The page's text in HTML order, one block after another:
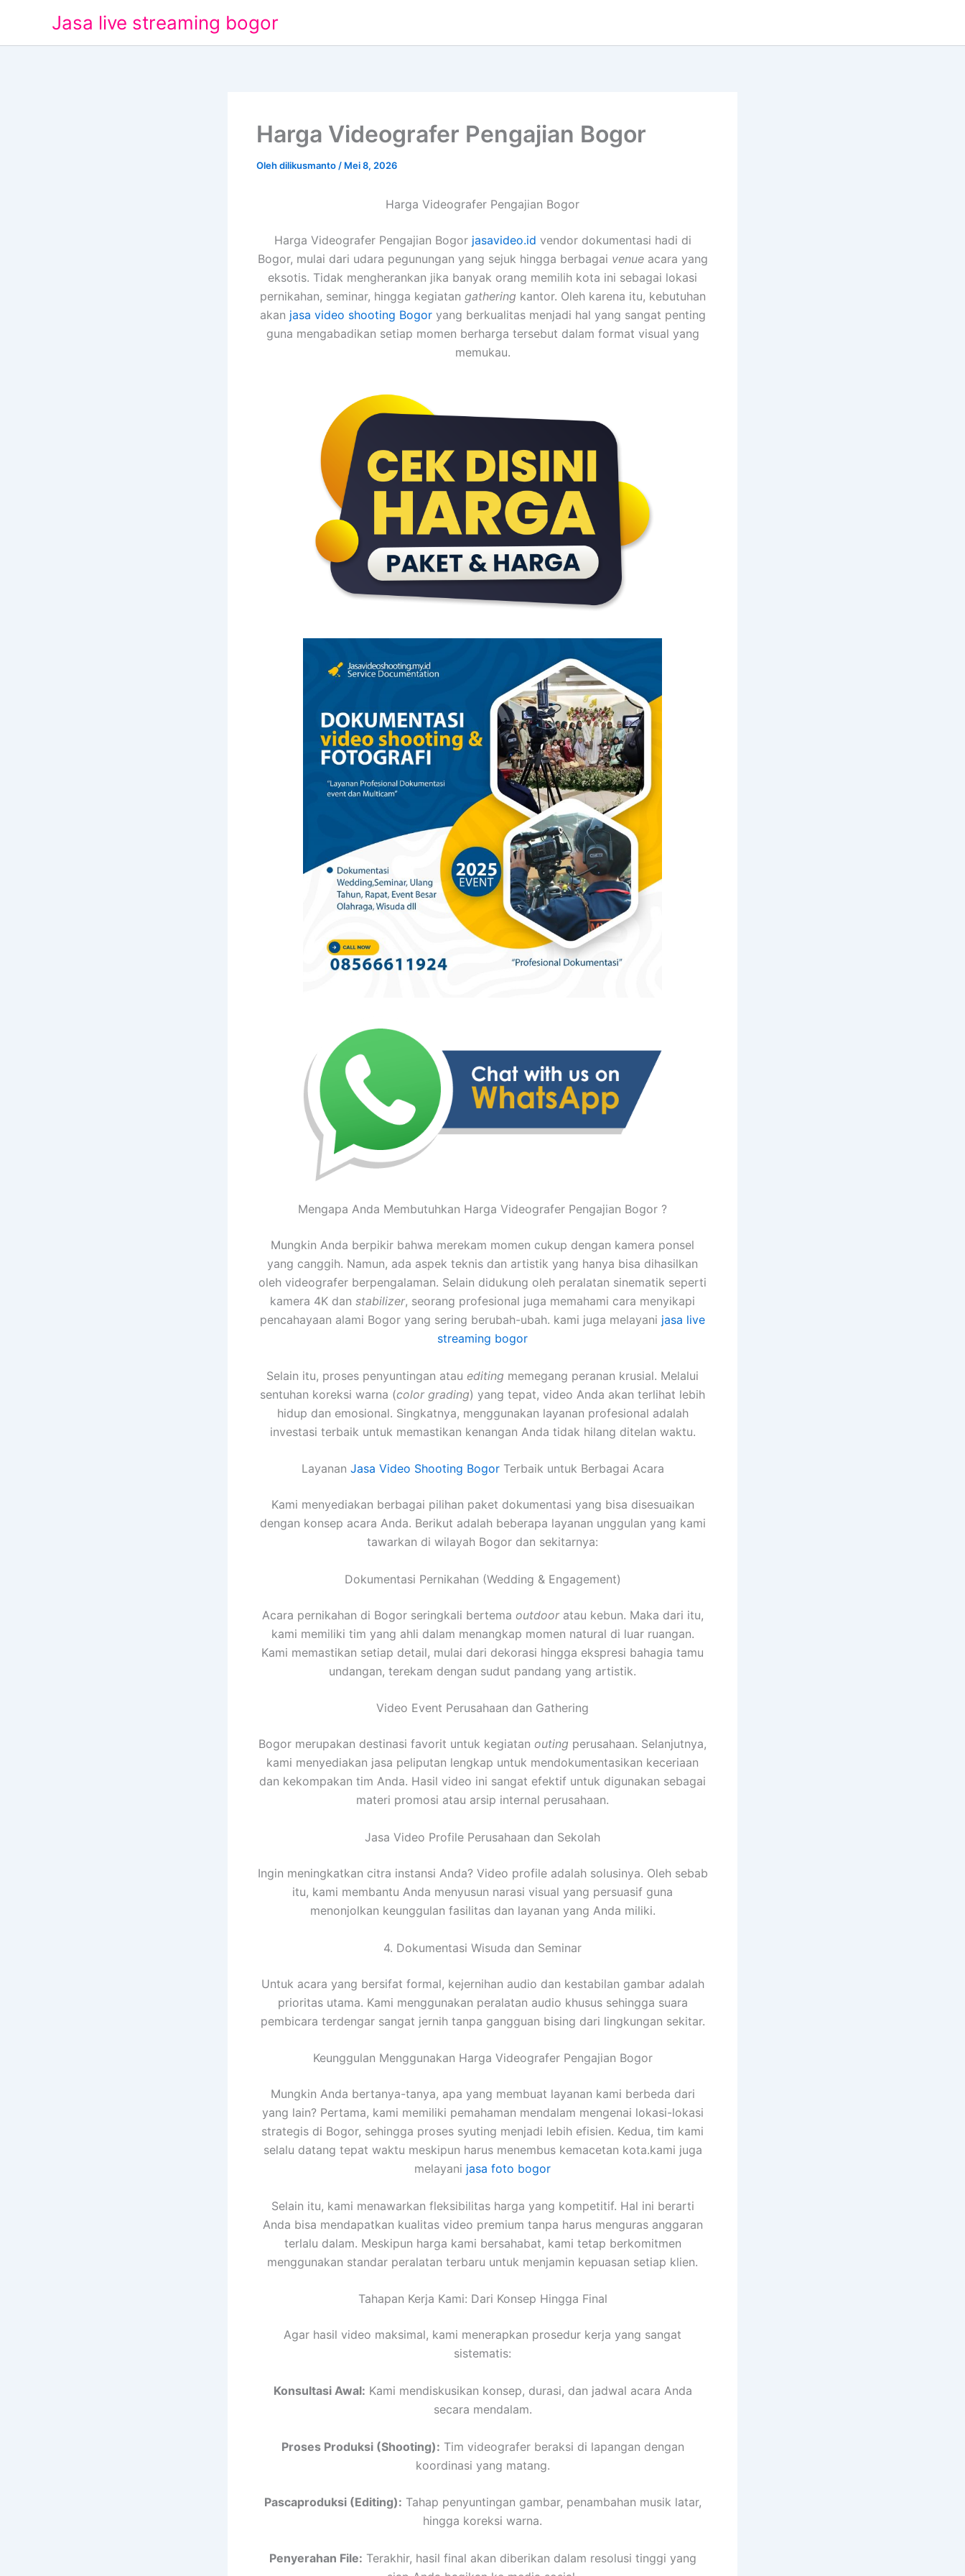
konten
Jasa live streaming bogor
Harga Videografer Pengajian Bogor
Olehdilikusmanto / Mei 8, 2026
Harga Videografer Pengajian Bogor
Harga Videografer Pengajian Bogor jasavideo.id vendor dokumentasi hadi di
Bogor, mulai dari udara pegunungan yang sejuk hingga berbagai venueacara yang
eksotis. Tidak mengherankan jika banyak orang memilih kota ini sebagai lokasi
pernikahan, seminar, hingga kegiatan gathering kantor. Oleh karena itu, kebutuhan
akan jasa video shooting Bogoryang berkualitas menjadi hal yang sangat penting
guna mengabadikan setiap momen berharga tersebut dalam format visual yang
memukau.
Mengapa Anda Membutuhkan Harga Videografer Pengajian Bogor ?
Mungkin Anda berpikir bahwa merekam momen cukup dengan kamera ponsel
yang canggih. Namun, ada aspek teknis dan artistik yang hanya bisa dihasilkan
oleh videografer berpengalaman. Selain didukung oleh peralatan sinematik seperti
kamera 4K dan stabilizer, seorang profesional juga memahami cara menyikapi
pencahayaan alami Bogor yang sering berubah-ubah. kami juga melayani jasa live
streaming bogor
Selain itu, proses penyuntingan atau editing memegang peranan krusial. Melalui
sentuhan koreksi warna (color grading) yang tepat, video Anda akan terlihat lebih
hidup dan emosional. Singkatnya, menggunakan layanan profesional adalah
investasi terbaik untuk memastikan kenangan Anda tidak hilang ditelan waktu.
Layanan Jasa Video Shooting BogorTerbaik untuk Berbagai Acara
Kami menyediakan berbagai pilihan paket dokumentasi yang bisa disesuaikan
dengan konsep acara Anda. Berikut adalah beberapa layanan unggulan yang kami
tawarkan di wilayah Bogor dan sekitarnya:
Dokumentasi Pernikahan (Wedding & Engagement)
Acara pernikahan di Bogor seringkali bertema outdooratau kebun. Maka dari itu,
kami memiliki tim yang ahli dalam menangkap momen natural di luar ruangan.
Kami memastikan setiap detail, mulai dari dekorasi hingga ekspresi bahagia tamu
undangan, terekam dengan sudut pandang yang artistik.
Video Event Perusahaan dan Gathering
Bogor merupakan destinasi favorit untuk kegiatan outing perusahaan. Selanjutnya,
kami menyediakan jasa peliputan lengkap untuk mendokumentasikan keceriaan
dan kekompakan tim Anda. Hasil video ini sangat efektif untuk digunakan sebagai
materi promosi atau arsip internal perusahaan.
Jasa Video Profile Perusahaan dan Sekolah
Ingin meningkatkan citra instansi Anda? Video profile adalah solusinya. Oleh sebab
itu, kami membantu Anda menyusun narasi visual yang persuasif guna
menonjolkan keunggulan fasilitas dan layanan yang Anda miliki.
4. Dokumentasi Wisuda dan Seminar
Untuk acara yang bersifat formal, kejernihan audio dan kestabilan gambar adalah
prioritas utama. Kami menggunakan peralatan audio khusus sehingga suara
pembicara terdengar sangat jernih tanpa gangguan bising dari lingkungan sekitar.
Keunggulan Menggunakan Harga Videografer Pengajian Bogor
Mungkin Anda bertanya-tanya, apa yang membuat layanan kami berbeda dari
yang lain? Pertama, kami memiliki pemahaman mendalam mengenai lokasi-lokasi
strategis di Bogor, sehingga proses syuting menjadi lebih efisien. Kedua, tim kami
selalu datang tepat waktu meskipun harus menembus kemacetan kota.kami juga
melayani jasa foto bogor
Selain itu, kami menawarkan fleksibilitas harga yang kompetitif. Hal ini berarti
Anda bisa mendapatkan kualitas video premium tanpa harus menguras anggaran
terlalu dalam. Meskipun harga kami bersahabat, kami tetap berkomitmen
menggunakan standar peralatan terbaru untuk menjamin kepuasan setiap klien.
Tahapan Kerja Kami: Dari Konsep Hingga Final
Agar hasil video maksimal, kami menerapkan prosedur kerja yang sangat
sistematis:
Konsultasi Awal: Kami mendiskusikan konsep, durasi, dan jadwal acara Anda
secara mendalam.
Proses Produksi (Shooting): Tim videografer beraksi di lapangan dengan
koordinasi yang matang.
Pascaproduksi (Editing): Tahap penyuntingan gambar, penambahan musik latar,
hingga koreksi warna.
Penyerahan File: Terakhir, hasil final akan diberikan dalam resolusi tinggi yang